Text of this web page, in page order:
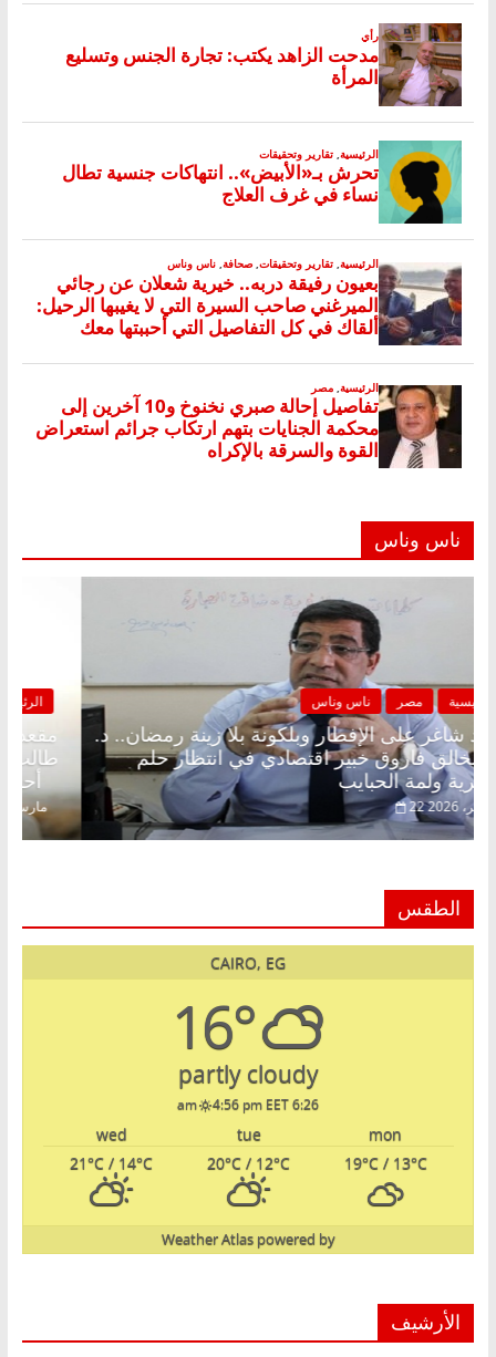
ناس وناس
الرئيسية مصر ناس وناس
مقعد شاغر على الإفطار وبلكونة بلا زينة رمضان.. د.
عبدالخالق فاروق خبير اقتصادي في انتظار حلم
الحرية ولمة الحبايب
22 فبراير، 2026
الطقس
CAIRO, EG
16°
partly cloudy
6:26 am
4:56 pm EET
mon
tue
wed
19°C/ 13°C
20°C / 12°C
21°C / 14°C
powered by
Weather Atlas
الأرشيف